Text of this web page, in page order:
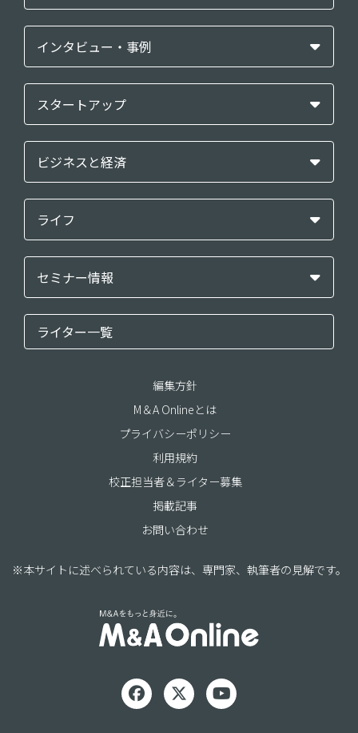
インタビュー・事例
スタートアップ
ビジネスと経済
ライフ
セミナー情報
ライター一覧
編集方針
M＆A Onlineとは
プライバシーポリシー
利用規約
校正担当者＆ライター募集
掲載記事
お問い合わせ
※本サイトに述べられている内容は、専門家、執筆者の見解です。